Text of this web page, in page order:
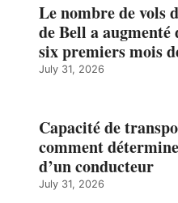
Le nombre de vols
de Bell a augmenté
six premiers mois
July 31, 2026
Capacité de
comment
d’un conducteur
July 31, 2026